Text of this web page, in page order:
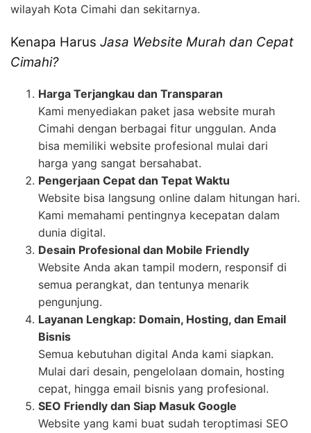
wilayah Kota Cimahi dan sekitarnya.
Kenapa Harus Jasa Website Murah dan Cepat
Cimahi?
Harga Terjangkau dan Transparan
Kami menyediakan paket jasa website murah
Cimahi dengan berbagai fitur unggulan. Anda
bisa memiliki website profesional mulai dari
harga yang sangat bersahabat.
Pengerjaan Cepat dan Tepat Waktu
Website bisa langsung online dalam hitungan hari.
Kami memahami pentingnya kecepatan dalam
dunia digital.
Desain Profesional dan Mobile Friendly
Website Anda akan tampil modern, responsif di
semua perangkat, dan tentunya menarik
pengunjung.
Layanan Lengkap: Domain, Hosting, dan Email
Bisnis
Semua kebutuhan digital Anda kami siapkan.
Mulai dari desain, pengelolaan domain, hosting
cepat, hingga email bisnis yang profesional.
SEO Friendly dan Siap Masuk Google
Website yang kami buat sudah teroptimasi SEO